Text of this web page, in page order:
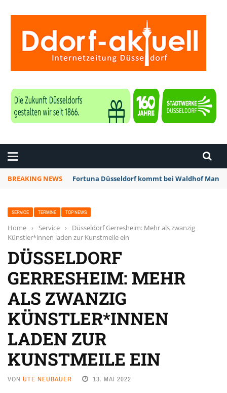
BREAKING NEWS Fortuna Düsseldorf kommt bei Waldhof
SERVICE TERMINE TOP NEWS
Home › Service ›
Düsseldorf Gerresheim: Mehr als zwanzig
Künstler*innen laden zur Kunstmeile ein
DÜSSELDORF
GERRESHEIM: MEHR
ALS ZWANZIG
KÜNSTLER*INNEN
LADEN ZUR
KUNSTMEILE EIN
VON UTE NEUBAUER 13. MAI 2022